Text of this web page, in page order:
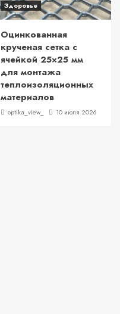
Здоровье
Оцинкованная
крученая сетка с
ячейкой 25×25 мм
для монтажа
теплоизоляционных
материалов
optika_view_ 10 июля 2026